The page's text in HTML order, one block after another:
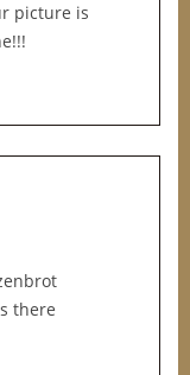
picture is
there